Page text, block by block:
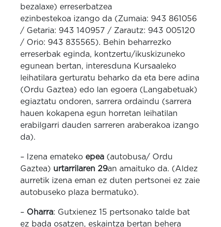
bezalaxe) erreserbatzea
ezinbestekoa izango da (Zumaia: 943 861056
/ Getaria: 943 140957 / Zarautz: 943 005120
/ Orio: 943 835565). Behin beharrezko
erreserbak eginda, kontzertu/ikuskizuneko
egunean bertan, interesduna Kursaaleko
leihatilara gerturatu beharko da eta bere adina
(Ordu Gaztea) edo lan egoera (Langabetuak)
egiaztatu ondoren, sarrera ordaindu (sarrera
hauen kokapena egun horretan leihatilan
erabilgarri dauden sarreren araberakoa izango
da).
– Izena emateko epea (autobusa/ Ordu
Gaztea) urtarrilaren 29an amaituko da. (Aldez
aurretik izena eman ez duten pertsonei ez zaie
autobuseko plaza bermatuko).
– Oharra: Gutxienez 15 pertsonako talde bat
ez bada osatzen, eskaintza bertan behera